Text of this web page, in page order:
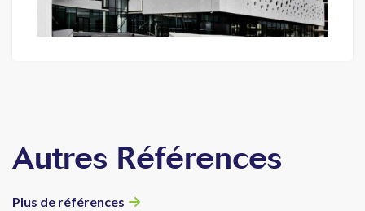
Autres Références
Plus de références